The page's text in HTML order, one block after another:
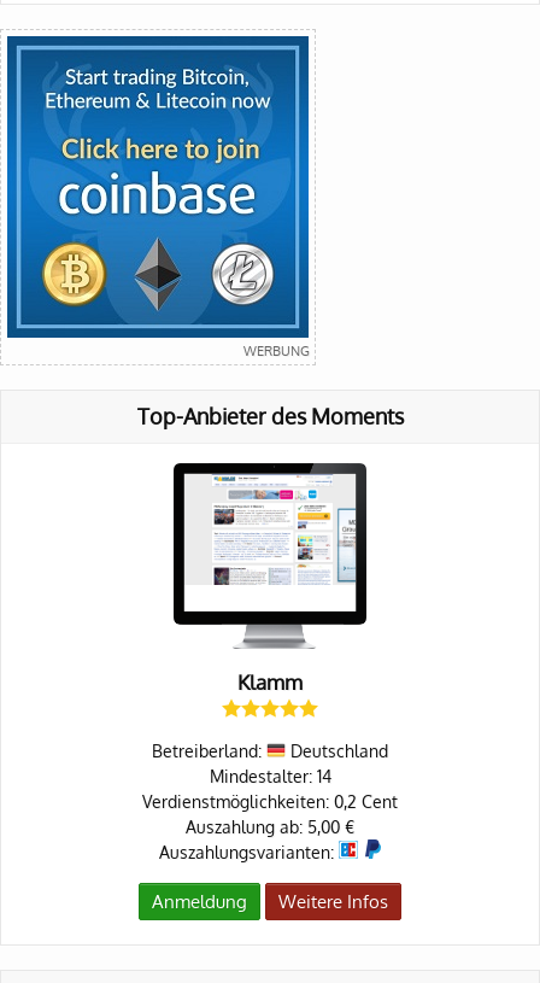
Top-Anbieter des Moments
Klamm
Betreiberland:
Deutschland
Mindestalter: 14
Verdienstmöglichkeiten: 0,2 Cent
Auszahlung ab: 5,00 €
Auszahlungsvarianten:
Anmeldung Weitere Infos